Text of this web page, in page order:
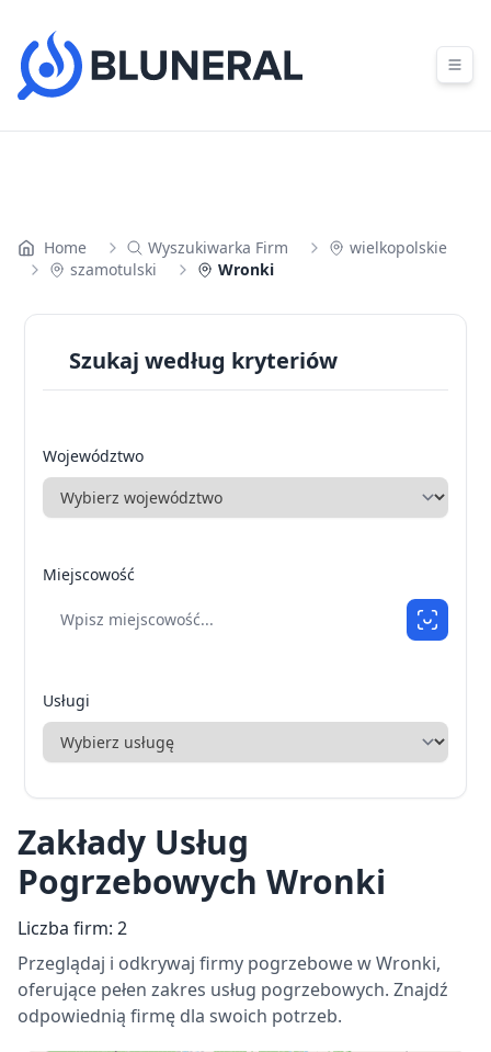
Home Wyszukiwarka Firm
wielkopolskie
szamotulski
Wronki
Szukaj według kryteriów
Województwo
Miejscowość
Usługi
Zakłady Usług
Pogrzebowych Wronki
Liczba firm: 2
Przeglądaj i odkrywaj firmy pogrzebowe w Wronki,
oferujące pełen zakres usług pogrzebowych. Znajdź
odpowiednią firmę dla swoich potrzeb.